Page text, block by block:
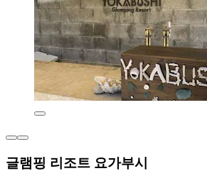
글램핑 리조트 요가부시